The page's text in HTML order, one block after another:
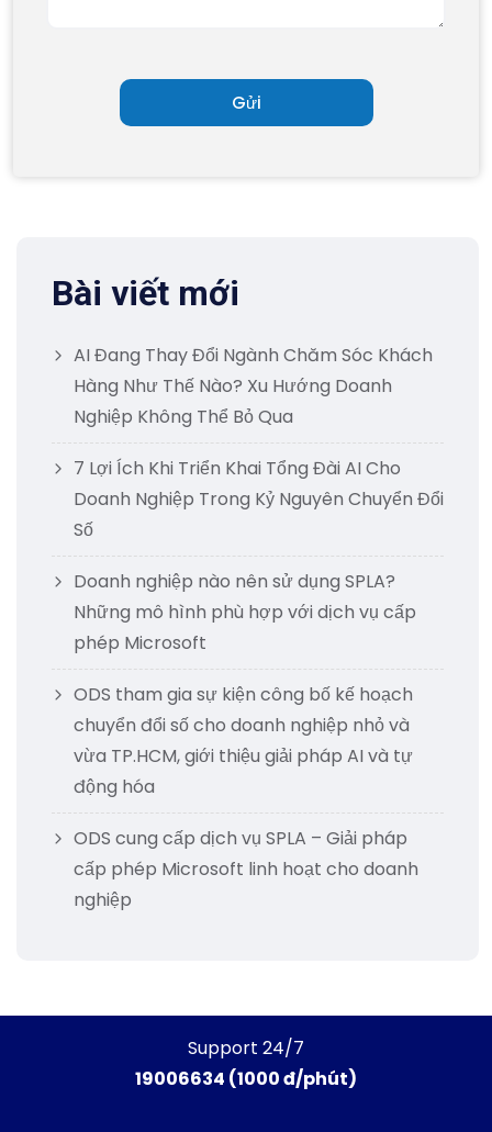
Bài viết mới
AI Đang Thay Đổi Ngành Chăm Sóc Khách
Hàng Như Thế Nào? Xu Hướng Doanh
Nghiệp Không Thể Bỏ Qua
7 Lợi Ích Khi Triển Khai Tổng Đài AI Cho
Doanh Nghiệp Trong Kỷ Nguyên Chuyển Đổi
Số
Doanh nghiệp nào nên sử dụng SPLA?
Những mô hình phù hợp với dịch vụ cấp
phép Microsoft
ODS tham gia sự kiện công bố kế hoạch
chuyển đổi số cho doanh nghiệp nhỏ và
vừa TP.HCM, giới thiệu giải pháp AI và tự
động hóa
ODS cung cấp dịch vụ SPLA – Giải pháp
cấp phép Microsoft linh hoạt cho doanh
nghiệp
Support 24/7
19006634 (1000 đ/phút)